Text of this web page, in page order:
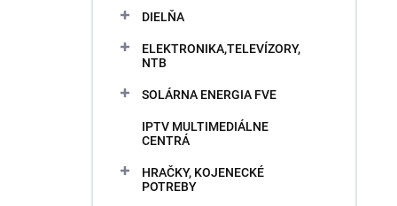
DIELŇA
ELEKTRONIKA,TELEVÍZORY,
NTB
SOLÁRNA ENERGIA FVE
IPTV MULTIMEDIÁLNE
CENTRÁ
HRAČKY, KOJENECKÉ
POTREBY